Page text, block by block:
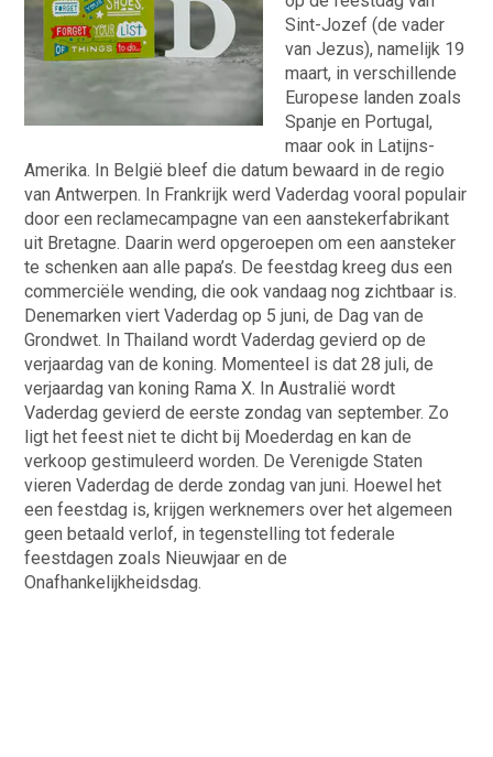
Sint-Jozef (de vader
van Jezus), namelijk 19
maart, in verschillende
Europese landen zoals
Spanje en Portugal,
maar ook in Latijns-
Amerika. In België bleef die datum bewaard in de regio
van Antwerpen. In Frankrijk werd Vaderdag vooral populair
door een reclamecampagne van een aanstekerfabrikant
uit Bretagne. Daarin werd opgeroepen om een aansteker
te schenken aan alle papa’s. De feestdag kreeg dus een
commerciële wending, die ook vandaag nog zichtbaar is.
Denemarken viert Vaderdag op 5 juni, de Dag van de
Grondwet. In Thailand wordt Vaderdag gevierd op de
verjaardag van de koning. Momenteel is dat 28 juli, de
verjaardag van koning Rama X. In Australië wordt
Vaderdag gevierd de eerste zondag van september. Zo
ligt het feest niet te dicht bij Moederdag en kan de
verkoop gestimuleerd worden. De Verenigde Staten
vieren Vaderdag de derde zondag van juni. Hoewel het
een feestdag is, krijgen werknemers over het algemeen
geen betaald verlof, in tegenstelling tot federale
feestdagen zoals Nieuwjaar en de
Onafhankelijkheidsdag.